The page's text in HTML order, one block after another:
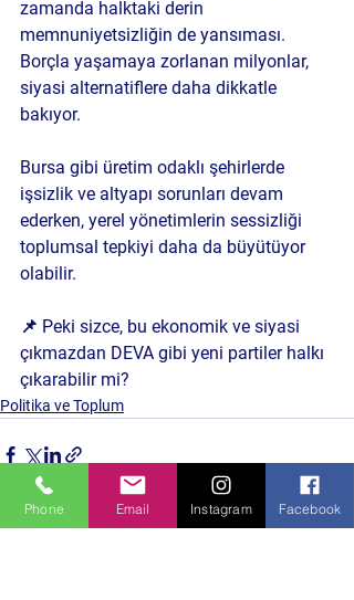
zamanda halktaki derin
memnuniyetsizliğin de yansıması.
Borçla yaşamaya zorlanan milyonlar,
siyasi alternatiflere daha dikkatle
bakıyor.
Bursa gibi üretim odaklı şehirlerde
işsizlik ve altyapı sorunları devam
ederken, yerel yönetimlerin sessizliği
toplumsal tepkiyi daha da büyütüyor
olabilir.
📌 Peki sizce, bu ekonomik ve siyasi
çıkmazdan DEVA gibi yeni partiler halkı
çıkarabilir mi?
Politika ve Toplum
Phone Email Instagram Facebook